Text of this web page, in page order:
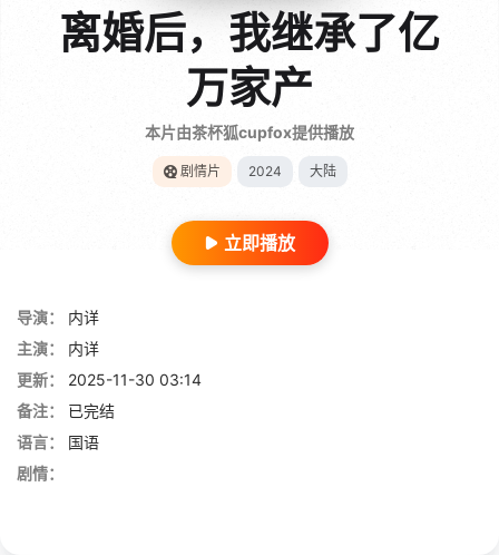
离婚后，我继承了亿
万家产
本片由茶杯狐cupfox提供播放
剧情片 2024 大陆
立即播放
导演：
内详
主演：
内详
更新：
2025-11-30 03:14
备注：
已完结
语言：
国语
剧情：